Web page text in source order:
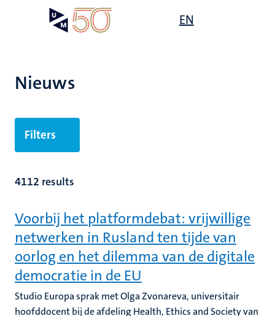
gaan
EN
Nieuws
Filters
4112 results
Voorbij het platformdebat: vrijwillige
netwerken in Rusland ten tijde van
oorlog en het dilemma van de digitale
democratie in de EU
Studio Europa sprak met Olga Zvonareva, universitair
hoofddocent bij de afdeling Health, Ethics and Society van